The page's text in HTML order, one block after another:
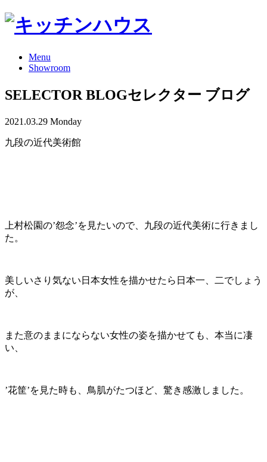
Menu
Showroom
SELECTOR BLOGセレクター ブログ
2021.03.29 Monday
九段の近代美術館
上村松園の’怨念’を見たいので、九段の近代美術に行きまし
た。
美しいさり気ない日本女性を描かせたら日本一、二でしょう
が、
また意のままにならない女性の姿を描かせても、本当に凄
い、
’花筐’を見た時も、鳥肌がたつほど、驚き感激しました。